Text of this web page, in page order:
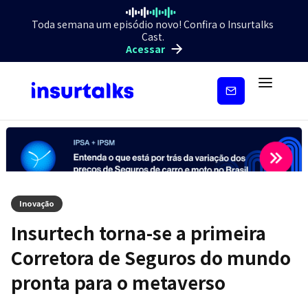
Toda semana um episódio novo! Confira o Insurtalks
Cast.
Acessar
Inscreva-
Inovação
Insurtech torna-se a primeira
Corretora de Seguros do mundo
pronta para o metaverso